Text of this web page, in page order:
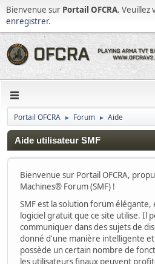
Bienvenue sur Portail OFCRA. Veuillez
enregistrer.
Portail OFCRA ► Forum ► Aide
Aide utilisateur SMF
Bienvenue sur Portail OFCRA,
Machines® Forum (SMF) !
SMF est la solution forum élégante,
logiciel gratuit que ce site utilise. Il
communiquer dans des sujets de
donné d'une manière intelligente
possède un certain nombre de
les utilisateurs finaux peuvent